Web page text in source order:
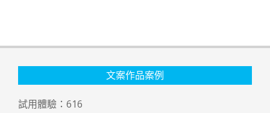
文案作品案例
試用體驗： 616